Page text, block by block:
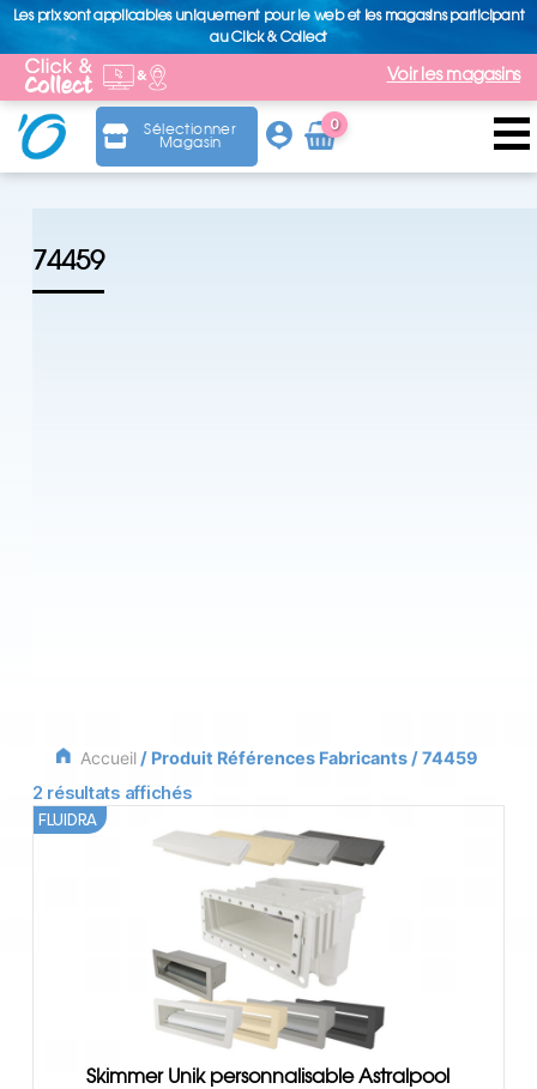
Les prix sont applicables uniquement pour le web et les magasins participant
au Click & Collect
Voir les magasins
Sélectionner
Magasin
0
Arti
cle
74459
Accueil/ Produit Références Fabricants / 74459
2 résultats affichés
Skimmer Unik personnalisable Astralpool
FLUIDRA